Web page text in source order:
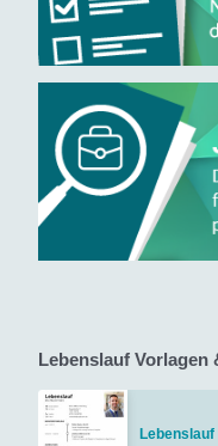
Lebenslauf Vorlagen